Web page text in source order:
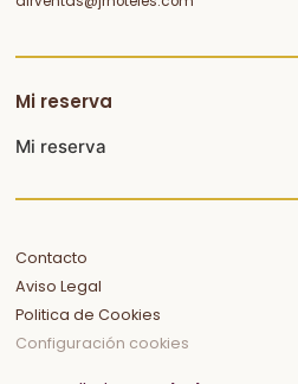
Mi reserva
Mi reserva
Contacto
Aviso Legal
Politica de Cookies
Configuración cookies